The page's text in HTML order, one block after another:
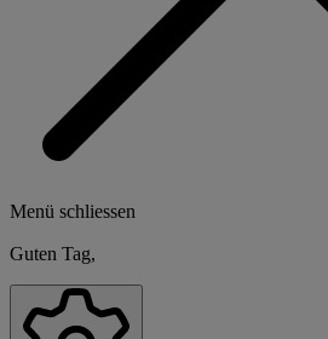
Menü schliessen
Guten Tag,